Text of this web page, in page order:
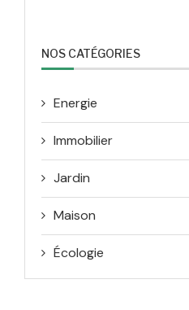
NOS CATÉGORIES
Energie
Immobilier
Jardin
Maison
Écologie